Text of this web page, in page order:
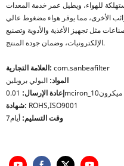
الأخرى، مما يوفر هواء مضغوط عالي
مثل تجهيز الأغذية والأدوية وتصنيع
الإلكترونيات، وضمان جودة المنتج.
العلامة التجارية: com.sanbeafilter
المواد: البولي بروبلين
إعادة الإرسال:
0.01mciron_10ميكرون
شهادة: ROHS,ISO9001
وقت التسليم: أيام7